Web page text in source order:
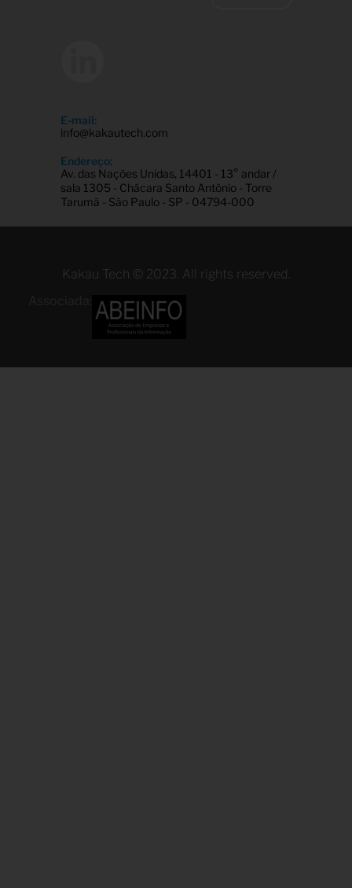
E-mail:
info@kakautech.com
Endereço:
Av. das Nações Unidas, 14401 - 13° andar /
sala 1305 - Chácara Santo Antônio - Torre
Tarumã - São Paulo - SP - 04794-000
Kakau Tech © 2023. All rights reserved.